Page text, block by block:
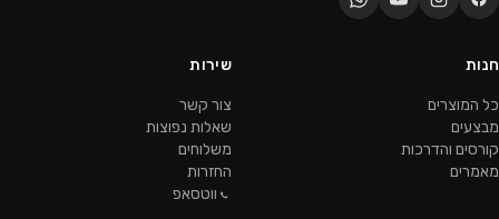
חנות
כל המוצרים
מבצעים
קורסים והדרכות
מאמרים
שירות
צור קשר
שאלות נפוצות
משלוחים
החזרות
ווטסאפ